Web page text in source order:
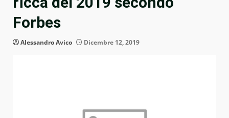
Forbes
Alessandro Avico Dicembre 12, 2019